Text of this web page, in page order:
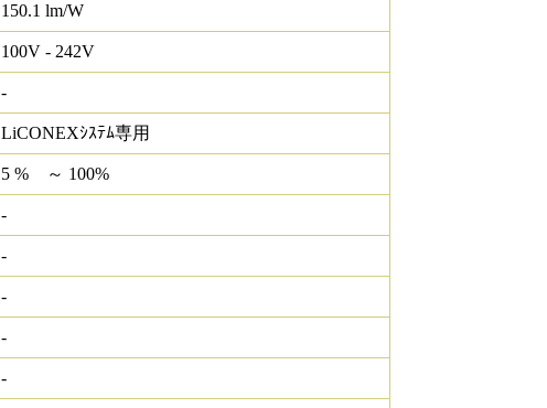
150.1 lm/W
100V - 242V
-
LiCONEXｼｽﾃﾑ専用
5 % ～ 100%
-
-
-
-
-